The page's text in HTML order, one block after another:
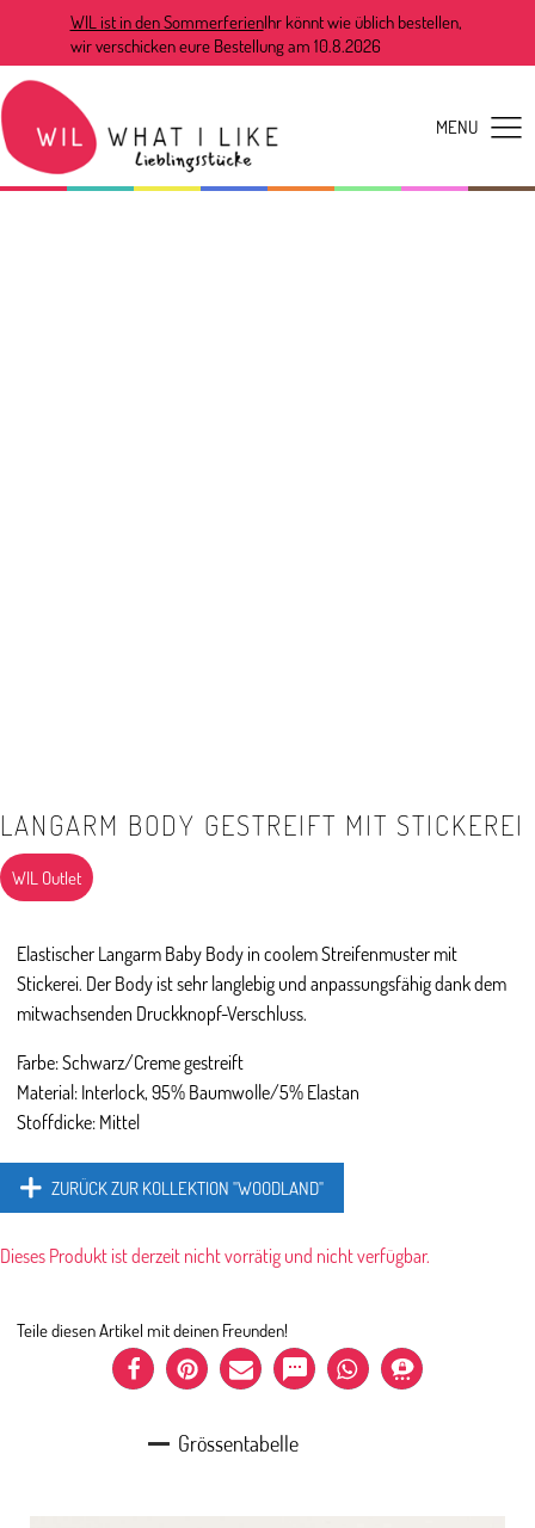
WIL ist in den SommerferienIhr könnt wie üblich bestellen,
wir verschicken eure Bestellung am 10.8.2026
LANGARM BODY GESTREIFT MIT STICKEREI
WIL Outlet
Elastischer Langarm Baby Body in coolem Streifenmuster mit
Stickerei. Der Body ist sehr langlebig und anpassungsfähig dank dem
mitwachsenden Druckknopf-Verschluss.
Farbe: Schwarz/Creme gestreift
Material: Interlock, 95% Baumwolle/5% Elastan
Stoffdicke: Mittel
ZURÜCK ZUR KOLLEKTION "WOODLAND"
Dieses Produkt ist derzeit nicht vorrätig und nicht verfügbar.
Teile diesen Artikel mit deinen Freunden!
Grössentabelle